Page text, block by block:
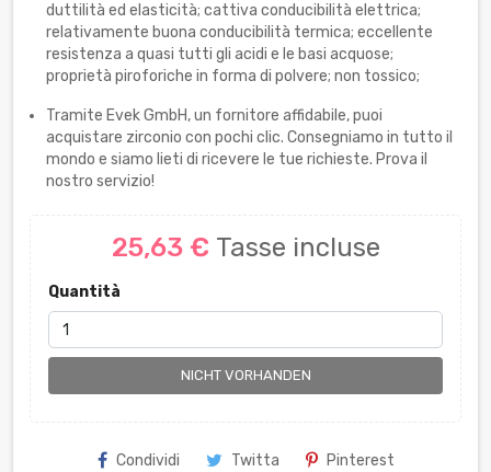
duttilità ed elasticità; cattiva conducibilità elettrica;
relativamente buona conducibilità termica; eccellente
resistenza a quasi tutti gli acidi e le basi acquose;
proprietà piroforiche in forma di polvere; non tossico;
Tramite Evek GmbH, un fornitore affidabile, puoi
acquistare zirconio con pochi clic. Consegniamo in tutto il
mondo e siamo lieti di ricevere le tue richieste. Prova il
nostro servizio!
25,63 € Tasse incluse
Quantità
NICHT VORHANDEN
Condividi Twitta Pinterest